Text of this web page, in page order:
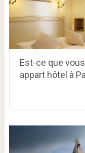
Est-ce que
appart hôtel à